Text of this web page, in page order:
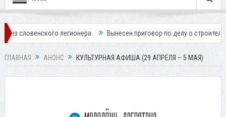
легионера Вынесен приговор по делу о строительстве
ГЛАВНАЯ АНОНС КУЛЬТУРНАЯ АФИША (29 АПРЕЛЯ – 5 МАЯ)